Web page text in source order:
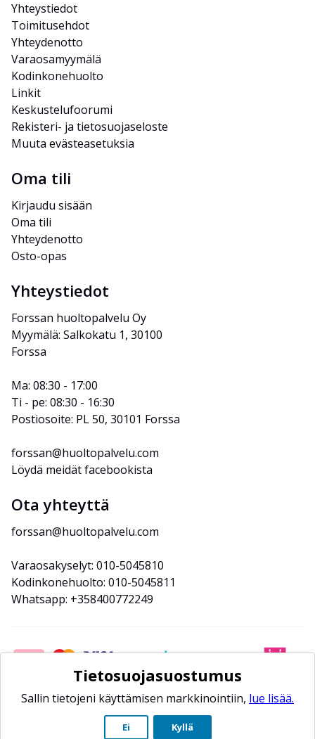
Yhteystiedot
Toimitusehdot
Yhteydenotto
Varaosamyymälä
Kodinkonehuolto
Linkit
Keskustelufoorumi
Rekisteri- ja tietosuojaseloste
Muuta evästeasetuksia
Oma tili
Kirjaudu sisään
Oma tili
Yhteydenotto
Osto-opas
Yhteystiedot
Forssan huoltopalvelu Oy
Myymälä: Salkokatu 1, 30100
Forssa
Ma: 08:30 - 17:00
Ti - pe: 08:30 - 16:30
Postiosoite: PL 50, 30101 Forssa
forssan@huoltopalvelu.com
Löydä meidät facebookista
Ota yhteyttä
forssan@huoltopalvelu.com
Varaosakyselyt: 010-5045810
Kodinkonehuolto: 010-5045811
Whatsapp: +358400772249
Tietosuojasuostumus
Sallin tietojeni käyttämisen markkinointiin, lue lisää.
Ei Kyllä